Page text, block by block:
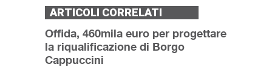
ARTICOLI CORRELATI
Offida, 460mila euro per progettare
la riqualificazione di Borgo
Cappuccini